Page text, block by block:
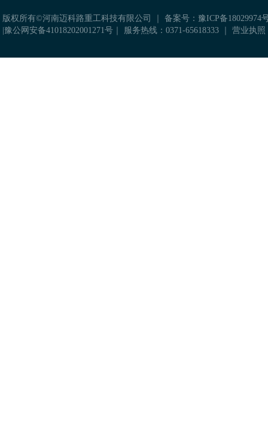
版权所有©河南迈科路重工科技有限公司 ｜ 备案号：豫ICP备18029974
豫公网安备41018202001271号 ｜ 服务热线：0371-65618333 ｜ 营业执照